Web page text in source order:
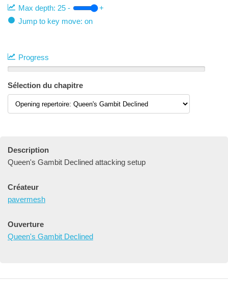
Max depth: 25 -
+
Jump to key move: on
Progress
Sélection du chapitre
Description
Queen's Gambit Declined attacking setup
Créateur
pavermesh
Ouverture
Queen's Gambit Declined